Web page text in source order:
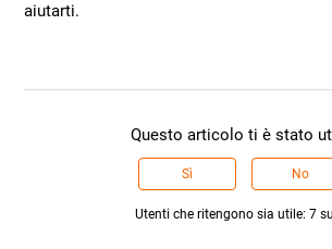
aiutarti.
Questo articolo ti è stato
Sì No
Utenti che ritengono sia utile: 7